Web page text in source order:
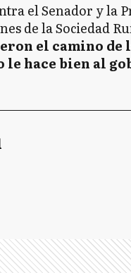
el Senador y la
de la Sociedad
el camino
le hace bien al